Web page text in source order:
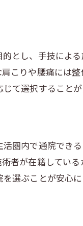
とし、手技によ
こりや腰痛には
て選択することが
圏内で通院でき
者が在籍してい
選ぶことが安心に